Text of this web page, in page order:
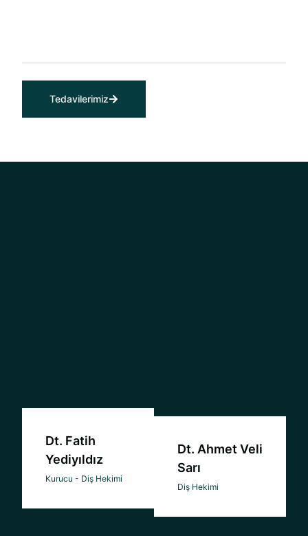
Tedavilerimiz
Dt. Fatih
Yediyıldız
Kurucu - Diş Hekimi
Dt. Ahmet Veli
Sarı
Diş Hekimi